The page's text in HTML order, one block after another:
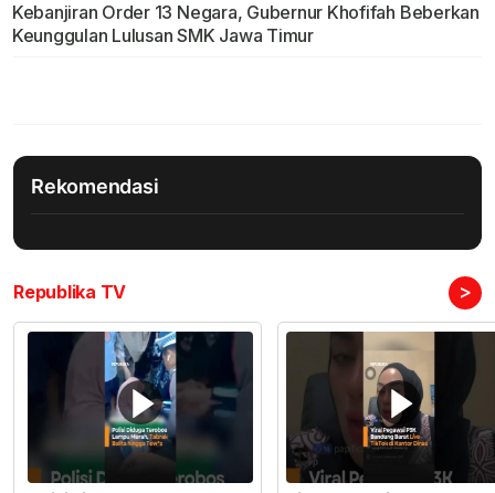
Kebanjiran Order 13 Negara, Gubernur Khofifah Beberkan
Keunggulan Lulusan SMK Jawa Timur
Rekomendasi
Republika TV >